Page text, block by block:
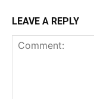
LEAVE A REPLY